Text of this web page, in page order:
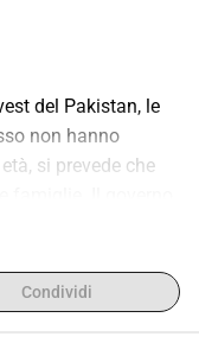
del Pakistan, le
non hanno
si prevede che
scuole sono
chi va a scuola,
Condividi